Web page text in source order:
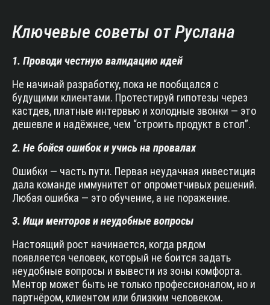
Ключевые советы от Руслана
1. Проводи честную валидацию идей
Не начинай разработку, пока не пообщался с
будущими клиентами. Протестируй гипотезы через
кастдев, платные интервью и холодные звонки — это
дешевле и надёжнее, чем “строить продукт в стол”.
2. Не бойся ошибок и учись на провалах
Ошибки — часть пути. Первая неудачная инвестиция
дала команде иммунитет от опрометчивых решений.
Любая ошибка — это обучение, а не поражение.
3. Ищи менторов и неудобные вопросы
Настоящий рост начинается, когда рядом
появляется человек, который не боится задать
неудобные вопросы и вывести из зоны комфорта.
Ментор может быть не только профессионалом, но и
партнёром, клиентом или близким человеком.